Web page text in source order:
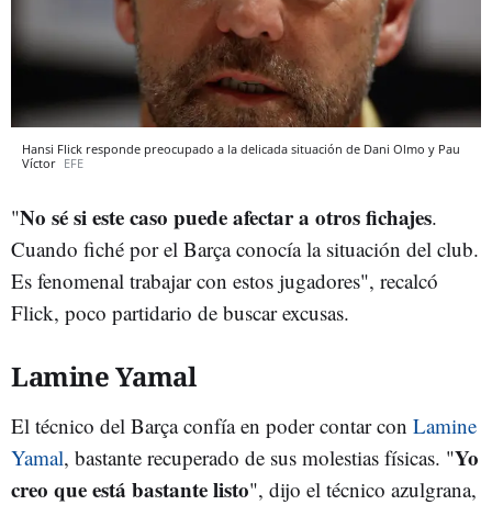
Hansi Flick responde preocupado a la delicada situación de Dani Olmo y Pau
Víctor EFE
"No sé si este caso puede afectar a otros fichajes.
Cuando fiché por el Barça conocía la situación del club.
Es fenomenal trabajar con estos jugadores", recalcó
Flick, poco partidario de buscar excusas.
Lamine Yamal
El técnico del Barça confía en poder contar con Lamine
Yamal, bastante recuperado de sus molestias físicas. "Yo
creo que está bastante listo", dijo el técnico azulgrana,